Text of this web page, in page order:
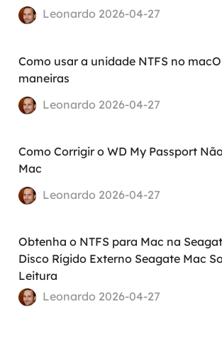
Leonardo 2026-04-27
Como usar a unidade NTFS no
maneiras
Leonardo 2026-04-27
Como Corrigir o WD My Passport
Mac
Leonardo 2026-04-27
Obtenha o NTFS para Mac na
Disco Rígido Externo Seagate Mac
Leitura
Leonardo 2026-04-27